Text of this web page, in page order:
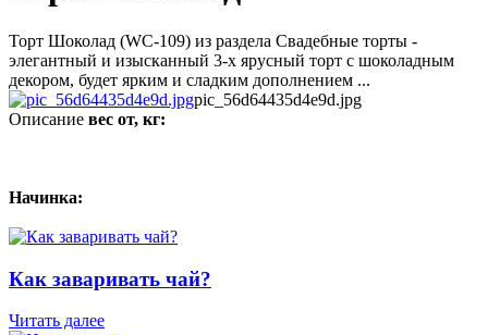
Торт Шоколад (WC-109) из раздела Свадебные торты -
элегантный и изысканный 3-х ярусный торт с шоколадным
декором, будет ярким и сладким дополнением ...
pic_56d64435d4e9d.jpg
Описание вес от, кг:
Начинка:
Как заваривать чай?
Читать далее